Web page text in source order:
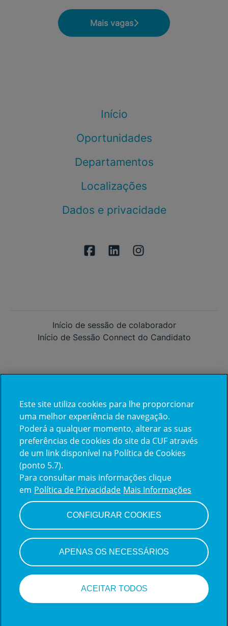
Mais vagas
Início
Oportunidades
Departamentos
Localizações
Dados e privacidade
Início de sessão de colaborador
Início de Sessão Connect do Candidato
Já trabalha na CUF?
Vamos encontrar juntos o seu
próximo colega de equipe.
Iniciar sessão
Sistema de monitoramento de candidatosda Teamtailor
Este site utiliza cookies para lhe proporcionar
uma melhor experiência de navegação.
Poderá a qualquer momento, alterar as suas
preferências de cookies do site da CUF através
de um link disponível na Política de Cookies
(ponto 5.7).
Para consultar mais informações clique
em Política de Privacidade Mais Informações
CONFIGURAR COOKIES
APENAS OS NECESSÁRIOS
ACEITAR TODOS